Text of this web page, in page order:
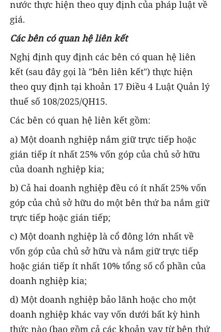
nước thực hiện theo quy định của pháp luật về
giá.
Các bên có quan hệ liên kết
Nghị định quy định các bên có quan hệ liên
kết (sau đây gọi là "bên liên kết") thực hiện
theo quy định tại khoản 17 Điều 4 Luật Quản lý
thuế số 108/2025/QH15.
Các bên có quan hệ liên kết gồm:
a) Một doanh nghiệp nắm giữ trực tiếp hoặc
gián tiếp ít nhất 25% vốn góp của chủ sở hữu
của doanh nghiệp kia;
b) Cả hai doanh nghiệp đều có ít nhất 25% vốn
góp của chủ sở hữu do một bên thứ ba nắm giữ
trực tiếp hoặc gián tiếp;
c) Một doanh nghiệp là cổ đông lớn nhất về
vốn góp của chủ sở hữu và nắm giữ trực tiếp
hoặc gián tiếp ít nhất 10% tổng số cổ phần của
doanh nghiệp kia;
d) Một doanh nghiệp bảo lãnh hoặc cho một
doanh nghiệp khác vay vốn dưới bất kỳ hình
thức nào (bao gồm cả các khoản vay từ bên thứ